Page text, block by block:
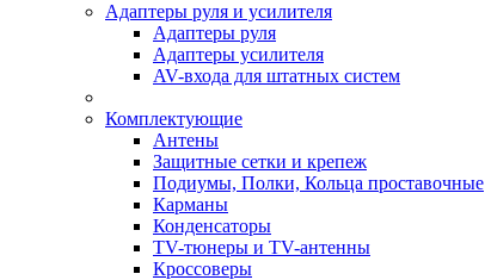
Адаптеры руля и усилителя
Адаптеры руля
Адаптеры усилителя
AV-входа для штатных систем
Комплектующие
Антены
Защитные сетки и крепеж
Подиумы, Полки, Кольца проставочные
Карманы
Конденсаторы
TV-тюнеры и TV-антенны
Кроссоверы